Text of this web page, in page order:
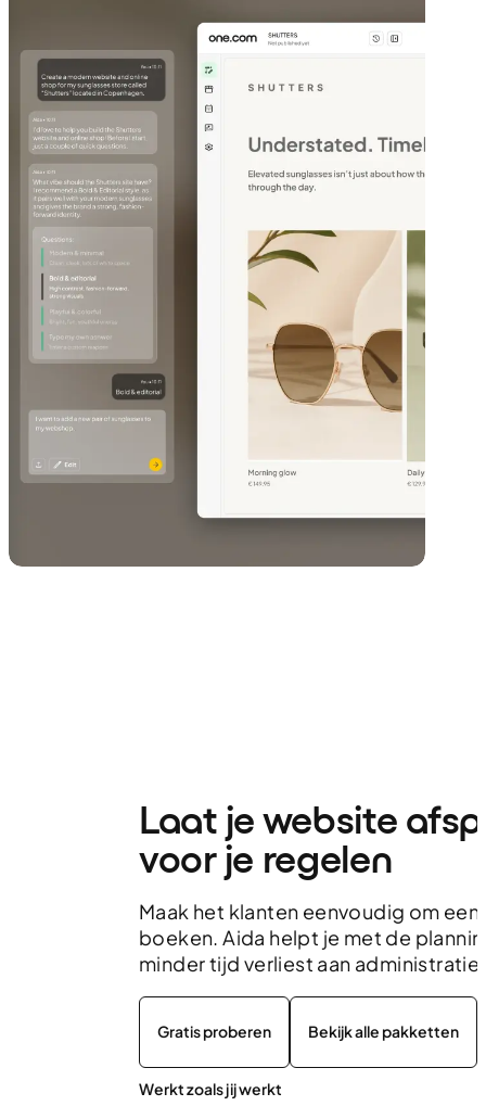
Laat je website
voor je regelen
Maak het klanten eenvoudig om
boeken. Aida helpt je met de
minder tijd verliest aan administratie.
Gratis proberen Bekijk alle pakketten
Werkt zoals jij werkt